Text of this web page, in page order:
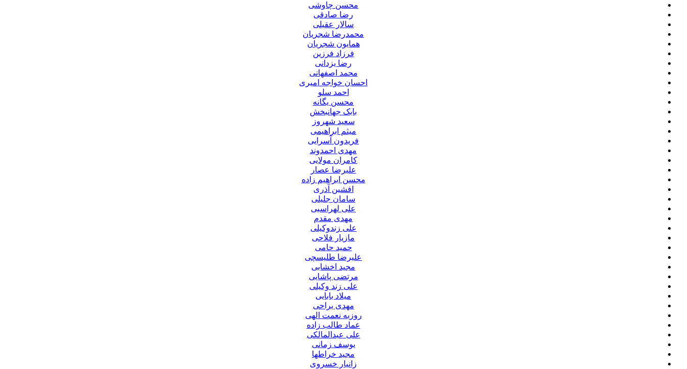
محسن چاوشی
رضا صادقی
سالار عقیلی
محمدرضا شجریان
همایون شجریان
فرزاد فرزین
رضا یزدانی
محمد اصفهانی
احسان خواجه امیری
احمد سلو
محسن یگانه
بابک جهانبخش
سعید شهروز
میثم ابراهیمی
فریدون آسرایی
مهدی احمدوند
کامران مولایی
علیرضا عصار
محسن ابراهیم زاده
افشین آذری
سامان جلیلی
علی لهراسبی
مهدی مقدم
علی زندوکیلی
مازیار فلاحی
حمید حامی
علیرضا طلیسچی
مجید اخشابی
مرتضی پاشایی
علی زند وکیلی
میلاد بابایی
مهدی یراحی
روزبه نعمت الهی
عماد طالب زاده
علی عبدالمالکی
یوسف زمانی
مجید خراطها
زانیار خسروی